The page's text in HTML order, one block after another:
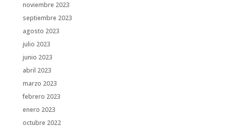
noviembre 2023
septiembre 2023
agosto 2023
julio 2023
junio 2023
abril 2023
marzo 2023
febrero 2023
enero 2023
octubre 2022